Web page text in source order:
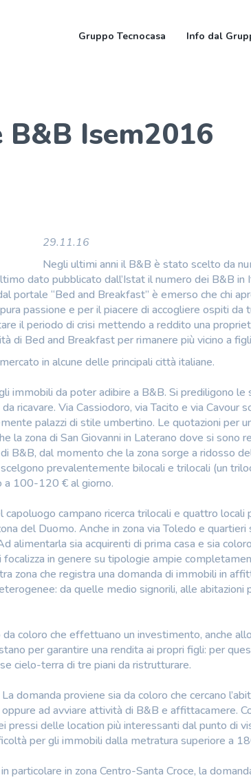
Gruppo Tecnocasa Info dal
Isem2016
29.11.16
Negli ultimi anni il B&B è stato scelto da
dato pubblicato dall’Istat il numero dei B&B in
“Bed and Breakfast” è emerso che chi
passione e per il piacere di accogliere ospiti da
il periodo di crisi mettendo a reddito una
di Bed and Breakfast per rimanere più vicino a
in alcune delle principali città italiane.
immobili da poter adibire a B&B. Si prediligono le
ricavare. Via Cassiodoro, via Tacito e via Cavour
palazzi di stile umbertino. Le quotazioni per
zona di San Giovanni in Laterano dove si sono
B&B, dal momento che la zona sorge a ridosso
prevalentemente bilocali e trilocali (un
a 100-120 € al giorno.
campano ricerca trilocali e quattro locali
del Duomo. Anche in zona via Toledo e quartieri
sia acquirenti di prima casa e sia
in genere su tipologie ampie
zona che registra una domanda di immobili in
da quelle medio signorili, alle abitazioni
coloro che effettuano un investimento, anche
per garantire una rendita ai propri figli: per
cielo-terra di tre piani da ristrutturare.
domanda proviene sia da coloro che cercano
ad avviare attività di B&B e affittacamere.
pressi delle location più interessanti dal punto di
per gli immobili dalla metratura superiore a
particolare in zona Centro-Santa Croce, la